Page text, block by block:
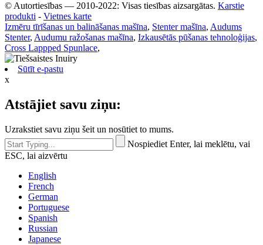
© Autortiesības — 2010-2022: Visas tiesības aizsargātas. Karstie
produkti - Vietnes karte
Izmēru tīrīšanas un balināšanas mašīna, Stenter mašīna, Audums
Stenter, Audumu ražošanas mašīna, Izkausētās pūšanas tehnoloģijas,
Cross Lappped Spunlace,
Sūtīt e-pastu
x
Atstājiet savu ziņu:
Uzrakstiet savu ziņu šeit un nosūtiet to mums.
Nospiediet Enter, lai meklētu, vai
ESC, lai aizvērtu
English
French
German
Portuguese
Spanish
Russian
Japanese